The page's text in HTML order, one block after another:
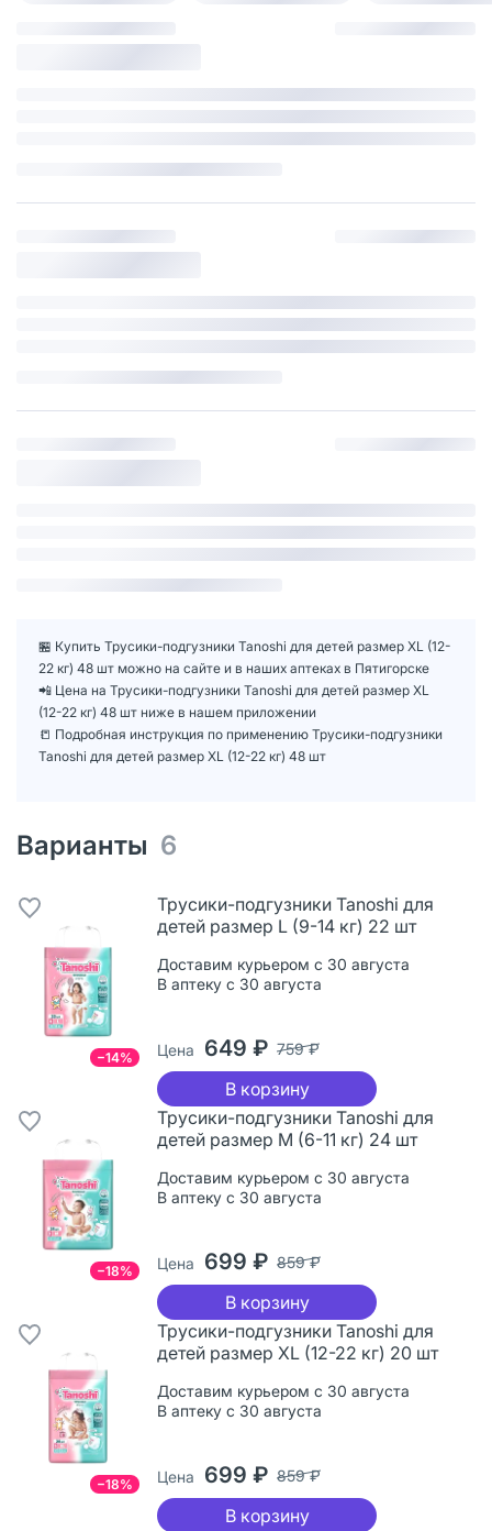
🏪 Купить Трусики-подгузники Tanoshi для детей размер XL (12-
22 кг) 48 шт можно на сайте и в наших аптеках в Пятигорске
📲 Цена на Трусики-подгузники Tanoshi для детей размер XL
(12-22 кг) 48 шт ниже в нашем приложении
📒 Подробная инструкция по применению Трусики-подгузники
Tanoshi для детей размер XL (12-22 кг) 48 шт
Варианты 6
−14%
Трусики-подгузники Tanoshi для
детей размер L (9-14 кг) 22 шт
Доставим курьером с 30 августа
В аптеку с 30 августа
Цена 649 ₽ 759 ₽
В корзину
−18%
Трусики-подгузники Tanoshi для
детей размер M (6-11 кг) 24 шт
Доставим курьером с 30 августа
В аптеку с 30 августа
Цена 699 ₽ 859 ₽
В корзину
−18%
Трусики-подгузники Tanoshi для
детей размер XL (12-22 кг) 20 шт
Доставим курьером с 30 августа
В аптеку с 30 августа
Цена 699 ₽ 859 ₽
В корзину